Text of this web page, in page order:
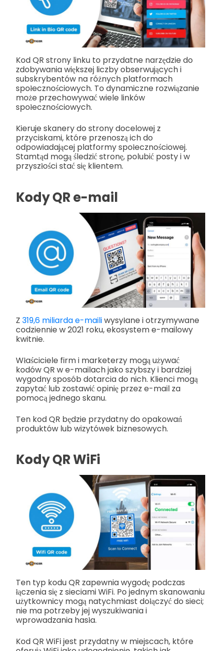
Kod QR strony linku to przydatne narzędzie do
zdobywania większej liczby obserwujących i
subskrybentów na różnych platformach
społecznościowych. To dynamiczne rozwiązanie
może przechowywać wiele linków
społecznościowych.
Kieruje skanery do strony docelowej z
przyciskami, które przenoszą ich do
odpowiadającej platformy społecznościowej.
Stamtąd mogą śledzić stronę, polubić posty i w
przyszłości stać się klientem.
Kody QR e-mail
Z 319,6 miliarda e-mailiwysyłane i otrzymywane
codziennie w 2021 roku, ekosystem e-mailowy
kwitnie.
Właściciele firm i marketerzy mogą używać
kodów QR w e-mailach jako szybszy i bardziej
wygodny sposób dotarcia do nich. Klienci mogą
zapytać lub zostawić opinię przez e-mail za
pomocą jednego skanu.
Ten kod QR będzie przydatny do opakowań
produktów lub wizytówek biznesowych.
Kody QR WiFi
Ten typ kodu QR zapewnia wygodę podczas
łączenia się z sieciami WiFi. Po jednym skanowaniu
użytkownicy mogą natychmiast dołączyć do sieci;
nie ma potrzeby jej wyszukiwania i
wprowadzania hasła.
Kod QR WiFi jest przydatny w miejscach, które